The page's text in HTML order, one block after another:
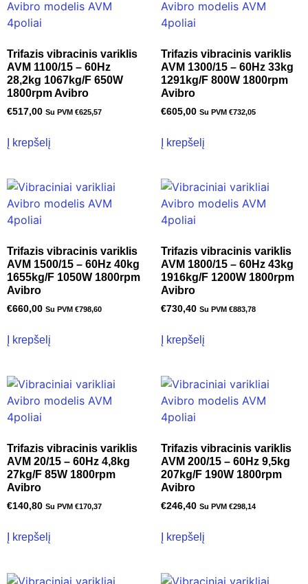
Trifazis vibracinis variklis
AVM 1100/15 – 60Hz
28,2kg 1067kg/F 650W
1800rpm Avibro
€517,00 Su PVM €625,57
Į krepšelį
Trifazis vibracinis variklis
AVM 1300/15 – 60Hz 33kg
1291kg/F 800W 1800rpm
Avibro
€605,00 Su PVM €732,05
Į krepšelį
Trifazis vibracinis variklis
AVM 1500/15 – 60Hz 40kg
1655kg/F 1050W 1800rpm
Avibro
€660,00 Su PVM €798,60
Į krepšelį
Trifazis vibracinis variklis
AVM 1800/15 – 60Hz 43kg
1916kg/F 1200W 1800rpm
Avibro
€730,40 Su PVM €883,78
Į krepšelį
Trifazis vibracinis variklis
AVM 20/15 – 60Hz 4,8kg
27kg/F 85W 1800rpm
Avibro
€140,80 Su PVM €170,37
Į krepšelį
Trifazis vibracinis variklis
AVM 200/15 – 60Hz 9,5kg
207kg/F 190W 1800rpm
Avibro
€246,40 Su PVM €298,14
Į krepšelį